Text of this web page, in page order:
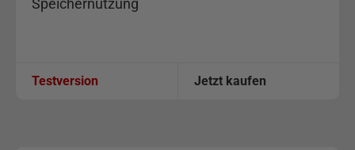
Speichernutzung
Testversion Jetzt kaufen